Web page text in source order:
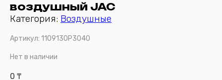
воздушный JAC
Категория: Воздушные
Артикул: 1109130P3040
Нет в наличии
0 ₸